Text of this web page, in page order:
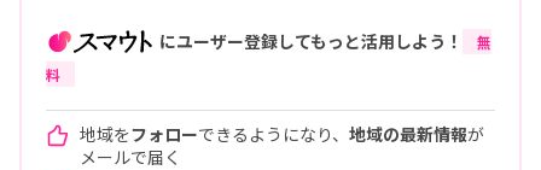
にユーザー登録してもっと活用しよう！
無
料
地域をフォローできるようになり、 地域の最新情報が
メールで届く